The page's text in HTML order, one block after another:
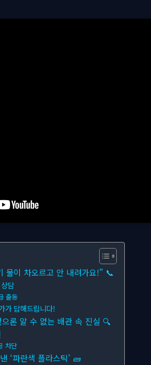
물이 차오르고 안 내려가요!” 📞
담
출동
가 답해드립니다!
론 알 수 없는 배관 속 진실 🔍
차단
‘파란색 플라스틱’ 🧱